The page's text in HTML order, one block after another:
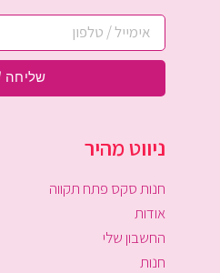
שליחה
ניווט מהיר
חנות סקס פתח תקווה
אודות
החשבון שלי
חנות